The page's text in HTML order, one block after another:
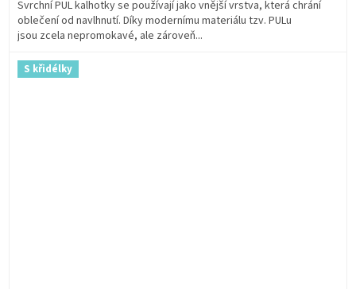
Svrchní PUL kalhotky se používají jako vnější vrstva, která chrání
oblečení od navlhnutí. Díky modernímu materiálu tzv. PULu
jsou zcela nepromokavé, ale zároveň...
S křidélky